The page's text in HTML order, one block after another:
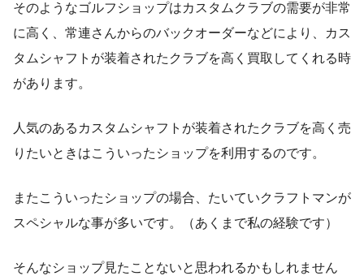
そのようなゴルフショップはカスタムクラブの需要が非常
に高く、常連さんからのバックオーダーなどにより、カス
タムシャフトが装着されたクラブを高く買取してくれる時
があります。
人気のあるカスタムシャフトが装着されたクラブを高く売
りたいときはこういったショップを利用するのです。
またこういったショップの場合、たいていクラフトマンが
スペシャルな事が多いです。（あくまで私の経験です）
そんなショップ見たことないと思われるかもしれません